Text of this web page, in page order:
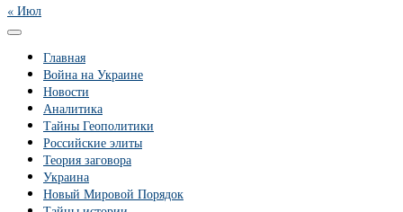
« Июл
Главная
Война на Украине
Новости
Аналитика
Тайны Геополитики
Российские элиты
Теория заговора
Украина
Новый Мировой Порядок